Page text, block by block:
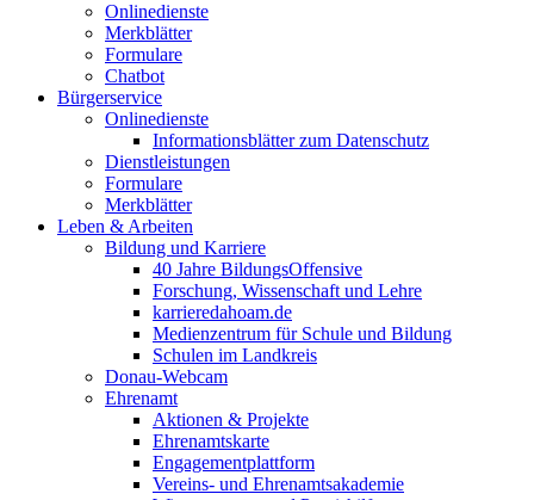
Onlinedienste
Merkblätter
Formulare
Chatbot
Bürgerservice
Onlinedienste
Informationsblätter zum Datenschutz
Dienstleistungen
Formulare
Merkblätter
Leben & Arbeiten
Bildung und Karriere
40 Jahre BildungsOffensive
Forschung, Wissenschaft und Lehre
karrieredahoam.de
Medienzentrum für Schule und Bildung
Schulen im Landkreis
Donau-Webcam
Ehrenamt
Aktionen & Projekte
Ehrenamtskarte
Engagementplattform
Vereins- und Ehrenamtsakademie